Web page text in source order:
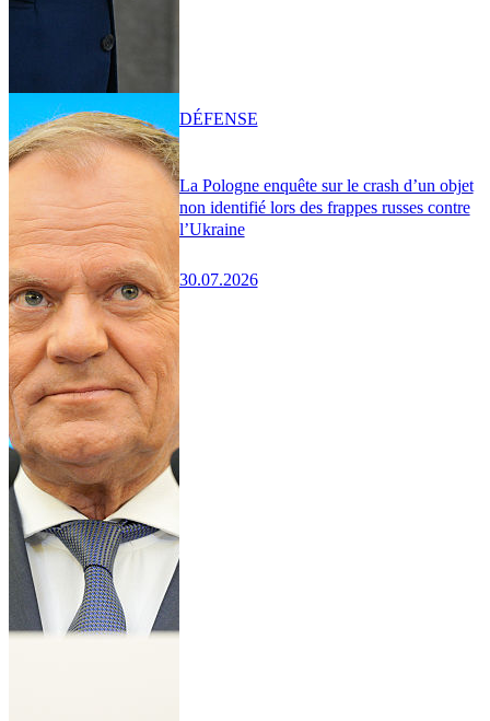
La Pologne enquête sur le crash d’un objet
non identifié lors des frappes russes contre
l’Ukraine
30.07.2026
DÉFENSE